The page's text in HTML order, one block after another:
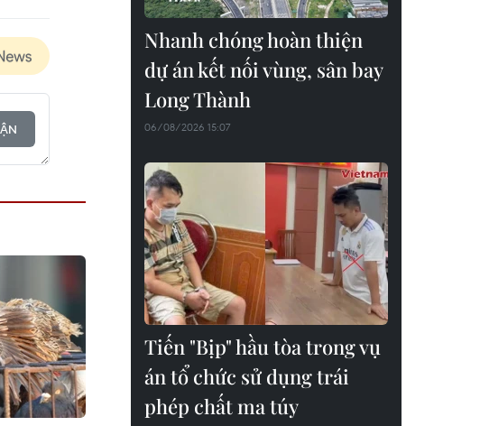
Nhanh chóng hoàn thiện
dự án kết nối vùng, sân bay
Long Thành
06/08/2026 15:07
Tiến "Bịp" hầu tòa trong vụ
án tổ chức sử dụng trái
phép chất ma túy